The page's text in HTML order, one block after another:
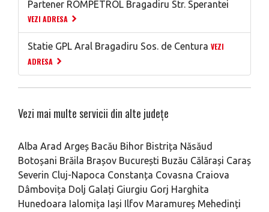
Partener ROMPETROL Bragadiru Str. Sperantei
VEZI ADRESA
Statie GPL Aral Bragadiru Sos. de Centura VEZI
ADRESA
Vezi mai multe servicii din alte județe
Alba Arad Argeș Bacău Bihor Bistrița Năsăud
Botoșani Brăila Brașov București Buzău Călărași Caraș
Severin Cluj-Napoca Constanța Covasna Craiova
Dâmbovița Dolj Galați Giurgiu Gorj Harghita
Hunedoara Ialomița Iași Ilfov Maramureș Mehedinți